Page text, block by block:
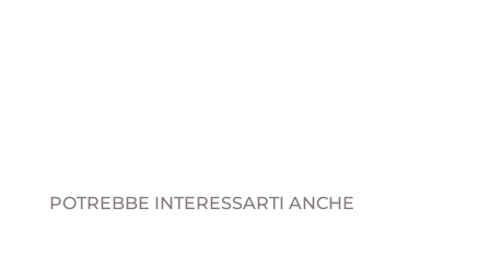
POTREBBE INTERESSARTI ANCHE